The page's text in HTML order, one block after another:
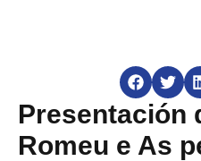
Presentación
Romeu e As